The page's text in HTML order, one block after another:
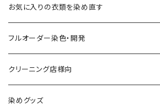
お気に入りの衣類を染め直す
綿系 100%
黒染め/Black
紺染め/Navy
綿90%以上+合成繊維
黒染め/Black
綿素材+合成繊維10%以上
フルオーダー染色・開発
カラーマッチング
特殊染色
クリーニング店様向
染めグッズ